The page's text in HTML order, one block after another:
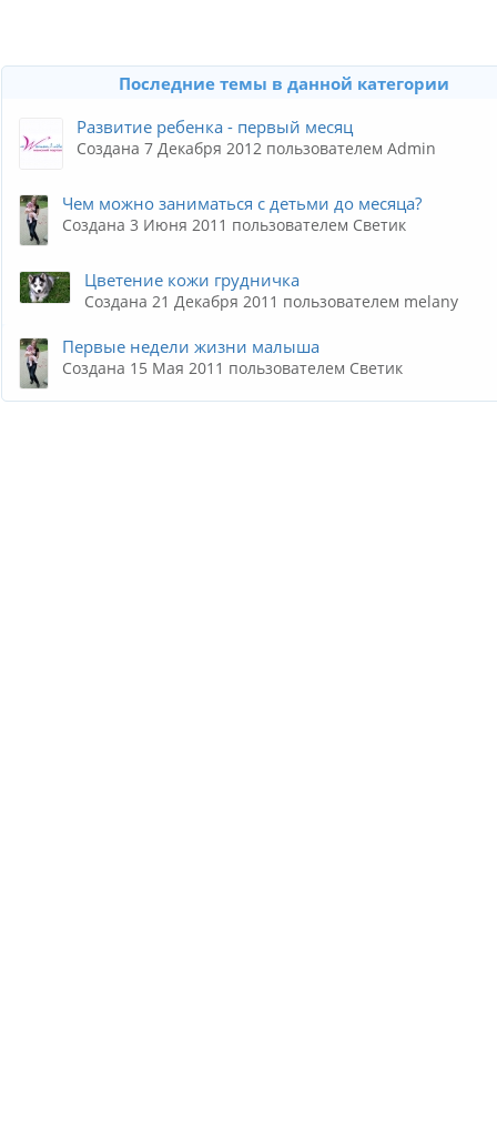
Последние темы в данной категории
Развитие ребенка - первый месяц
Создана 7 Декабря 2012 пользователем Admin
Чем можно заниматься с детьми до месяца?
Создана 3 Июня 2011 пользователем Светик
Цветение кожи грудничка
Создана 21 Декабря 2011 пользователем melany
Первые недели жизни малыша
Создана 15 Мая 2011 пользователем Светик